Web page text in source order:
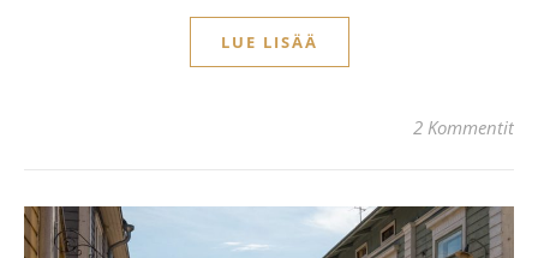
LUE LISÄÄ
2 Kommentit